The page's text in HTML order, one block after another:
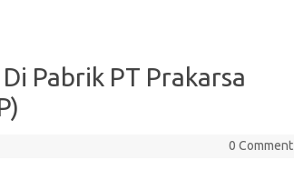
Pabrik PT Prakarsa
0 Comment